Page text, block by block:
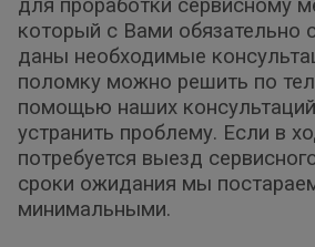
для проработки сервисному
который с Вами обязательно
даны необходимые
поломку можно решить по
помощью наших
устранить проблему. Если в
потребуется выезд
сроки ожидания мы
минимальными.